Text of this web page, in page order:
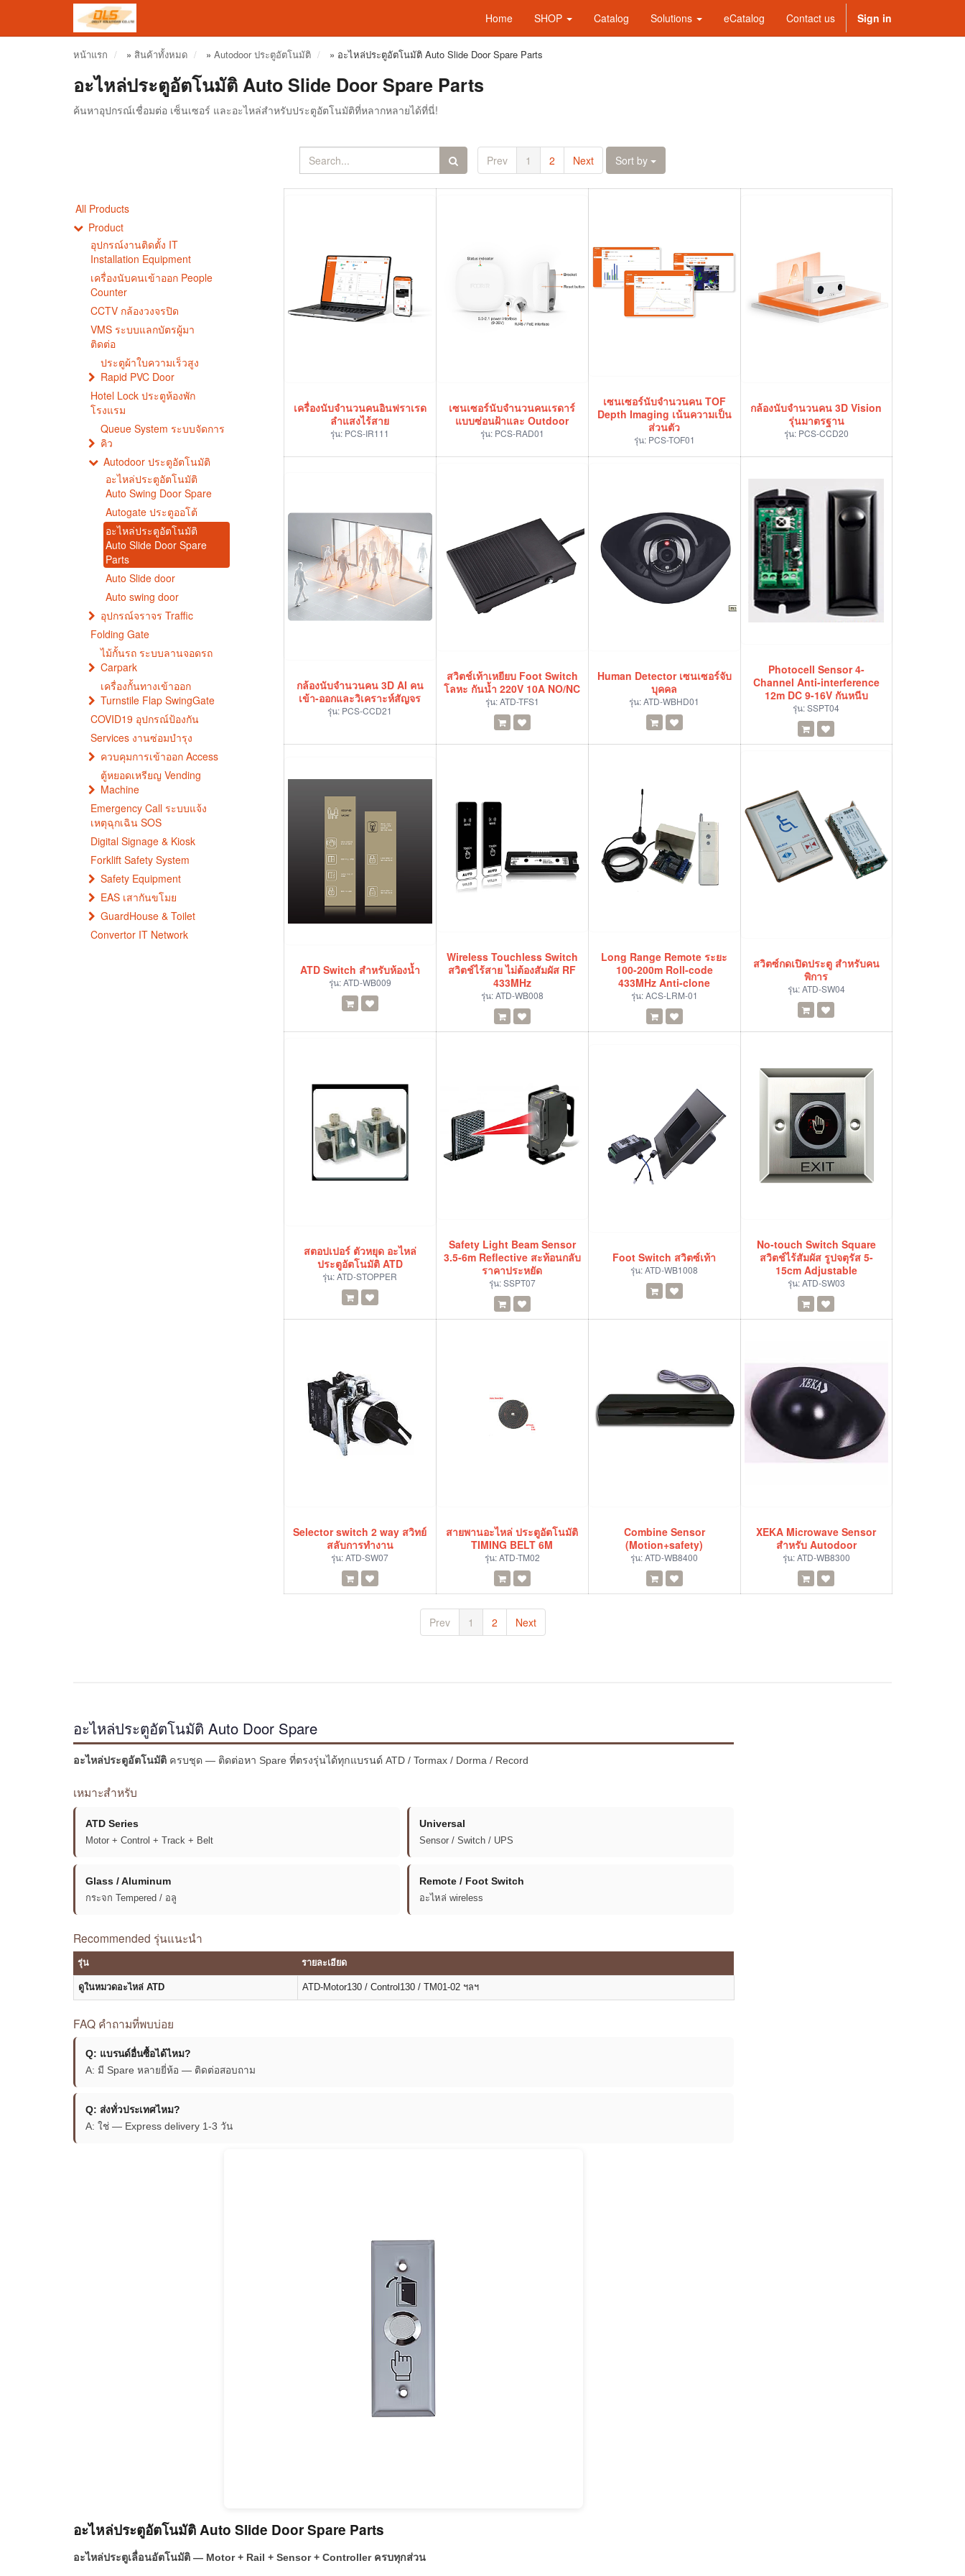
Home SHOP Catalog Solutions eCatalog Contact us Sign in
หน้าแรก » สินค้าทั้งหมด » Autodoor ประตูอัตโนมัติ » อะไหล่ประตูอัตโนมัติ Auto Slide Door Spare Parts
อะไหล่ประตูอัตโนมัติ Auto Slide Door Spare Parts
ค้นหาอุปกรณ์เชื่อมต่อ เซ็นเซอร์ และอะไหล่สำหรับประตูอัตโนมัติที่หลากหลายได้ที่นี่!
Prev 1 2 Next Sort by
All Products
Product
อุปกรณ์งานติดตั้ง IT
Installation Equipment
เครื่องนับคนเข้าออก People
Counter
CCTV กล้องวงจรปิด
VMS ระบบแลกบัตรผู้มา
ติดต่อ
ประตูผ้าใบความเร็วสูง
Rapid PVC Door
Hotel Lock ประตูห้องพัก
โรงแรม
Queue System ระบบจัดการ
คิว
Autodoor ประตูอัตโนมัติ
อะไหล่ประตูอัตโนมัติ
Auto Swing Door Spare
Autogate ประตูออโต้
อะไหล่ประตูอัตโนมัติ
Auto Slide Door Spare
Parts
Auto Slide door
Auto swing door
อุปกรณ์จราจร Traffic
Folding Gate
ไม้กั้นรถ ระบบลานจอดรถ
Carpark
เครื่องกั้นทางเข้าออก
Turnstile Flap SwingGate
COVID19 อุปกรณ์ป้องกัน
Services งานซ่อมบำรุง
ควบคุมการเข้าออก Access
ตู้หยอดเหรียญ Vending
Machine
Emergency Call ระบบแจ้ง
เหตุฉุกเฉิน SOS
Digital Signage & Kiosk
Forklift Safety System
Safety Equipment
EAS เสากันขโมย
GuardHouse & Toilet
Convertor IT Network
เครื่องนับจำนวนคนอินฟราเรด
ลำแสงไร้สาย
รุ่น: PCS-IR111
เซนเซอร์นับจำนวนคนเรดาร์
แบบซ่อนฝ้าและ Outdoor
รุ่น: PCS-RAD01
เซนเซอร์นับจำนวนคน TOF
Depth Imaging เน้นความเป็น
ส่วนตัว
รุ่น: PCS-TOF01
กล้องนับจำนวนคน 3D Vision
รุ่นมาตรฐาน
รุ่น: PCS-CCD20
กล้องนับจำนวนคน 3D AI คน
เข้า-ออกและวิเคราะห์สัญจร
รุ่น: PCS-CCD21
สวิตช์เท้าเหยียบ Foot Switch
โลหะ กันน้ำ 220V 10A NO/NC
รุ่น:ATD-TFS1
Human Detector เซนเซอร์จับ
บุคคล
รุ่น:ATD-WBHD01
Photocell Sensor 4-
Channel Anti-interference
12m DC 9-16V กันหนีบ
รุ่น:SSPT04
ATD Switch สำหรับห้องน้ำ
รุ่น:ATD-WB009
Wireless Touchless Switch
สวิตช์ไร้สาย ไม่ต้องสัมผัส RF
433MHz
รุ่น:ATD-WB008
Long Range Remote ระยะ
100-200m Roll-code
433MHz Anti-clone
รุ่น:ACS-LRM-01
สวิตซ์กดเปิดประตู สำหรับคน
พิการ
รุ่น:ATD-SW04
สตอปเปอร์ ตัวหยุด อะไหล่
ประตูอัตโนมัติ ATD
รุ่น:ATD-STOPPER
Safety Light Beam Sensor
3.5-6m Reflective สะท้อนกลับ
ราคาประหยัด
รุ่น:SSPT07
Foot Switch สวิตซ์เท้า
รุ่น:ATD-WB1008
No-touch Switch Square
สวิตช์ไร้สัมผัส รูปจตุรัส 5-
15cm Adjustable
รุ่น:ATD-SW03
Selector switch 2 way สวิทย์
สลับการทำงาน
รุ่น:ATD-SW07
สายพานอะไหล่ ประตูอัตโนมัติ
TIMING BELT 6M
รุ่น:ATD-TM02
Combine Sensor
(Motion+safety)
รุ่น:ATD-WB8400
XEKA Microwave Sensor
สำหรับ Autodoor
รุ่น:ATD-WB8300
Prev 1 2 Next
อะไหล่ประตูอัตโนมัติ Auto Door Spare
อะไหล่ประตูอัตโนมัติ ครบชุด — ติดต่อหา Spare ที่ตรงรุ่นได้ทุกแบรนด์ ATD / Tormax / Dorma / Record
เหมาะสำหรับ
ATD Series
Motor + Control + Track + Belt
Universal
Sensor / Switch / UPS
Glass / Aluminum
กระจก Tempered / อลู
Remote / Foot Switch
อะไหล่ wireless
Recommended รุ่นแนะนำ
รุ่น รายละเอียด
ดูในหมวดอะไหล่ ATD ATD-Motor130 / Control130 / TM01-02 ฯลฯ
FAQ คำถามที่พบบ่อย
Q: แบรนด์อื่นซื้อได้ไหม?
A: มี Spare หลายยี่ห้อ — ติดต่อสอบถาม
Q: ส่งทั่วประเทศไหม?
A: ใช่ — Express delivery 1-3 วัน
อะไหล่ประตูอัตโนมัติ Auto Slide Door Spare Parts
อะไหล่ประตูเลื่อนอัตโนมัติ — Motor + Rail + Sensor + Controller ครบทุกส่วน